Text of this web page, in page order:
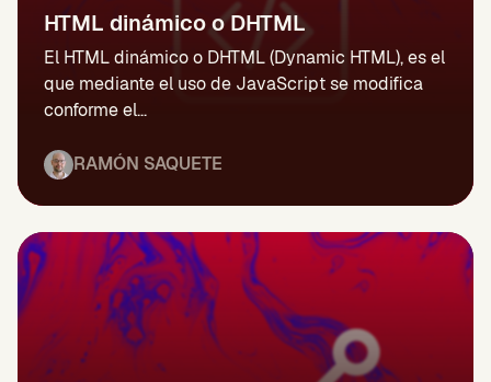
HTML dinámico o DHTML
El HTML dinámico o DHTML (Dynamic HTML), es el
que mediante el uso de JavaScript se modifica
conforme el...
RAMÓN SAQUETE